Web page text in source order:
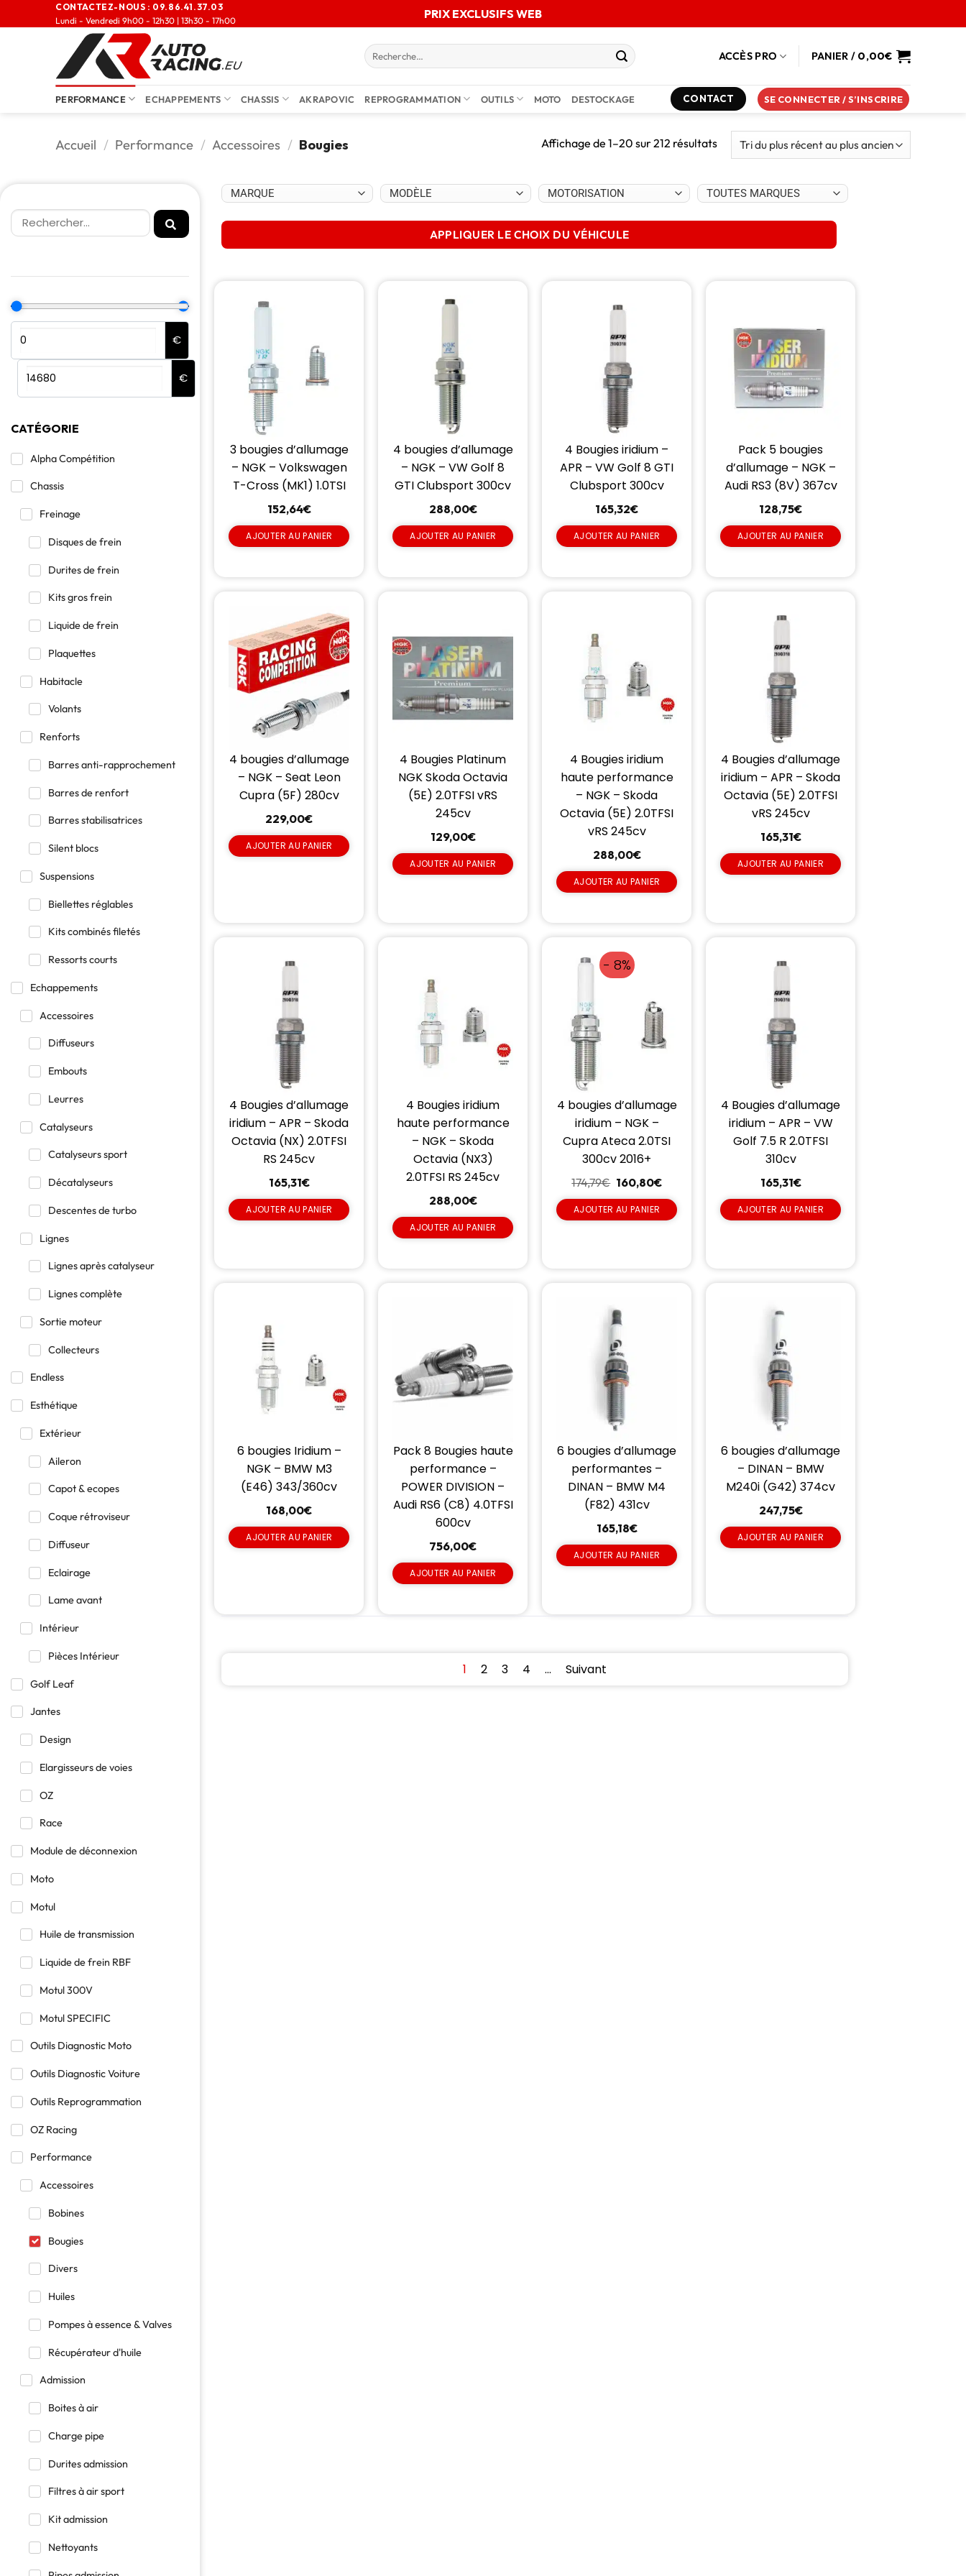
CONTACTEZ-NOUS : 09.86.41.37.03
Lundi - Vendredi 9h00 - 12h30 | 13h30 - 17h00
PRIX EXCLUSIFS WEB
ACCÈS PRO PANIER / 0,00€
PERFORMANCE ECHAPPEMENTS CHASSIS AKRAPOVIC REPROGRAMMATION OUTILS MOTO DESTOCKAGE CONTACT SE CONNECTER / S’INSCRIRE
Accueil / Performance / Accessoires / Bougies Affichage de 1–20 sur 212 résultats
€
€
CATÉGORIE
Alpha Compétition
Chassis
Freinage
Disques de frein
Durites de frein
Kits gros frein
Liquide de frein
Plaquettes
Habitacle
Volants
Renforts
Barres anti-rapprochement
Barres de renfort
Barres stabilisatrices
Silent blocs
Suspensions
Biellettes réglables
Kits combinés filetés
Ressorts courts
Echappements
Accessoires
Diffuseurs
Embouts
Leurres
Catalyseurs
Catalyseurs sport
Décatalyseurs
Descentes de turbo
Lignes
Lignes après catalyseur
Lignes complète
Sortie moteur
Collecteurs
Endless
Esthétique
Extérieur
Aileron
Capot & ecopes
Coque rétroviseur
Diffuseur
Eclairage
Lame avant
Intérieur
Pièces Intérieur
Golf Leaf
Jantes
Design
Elargisseurs de voies
OZ
Race
Module de déconnexion
Moto
Motul
Huile de transmission
Liquide de frein RBF
Motul 300V
Motul SPECIFIC
Outils Diagnostic Moto
Outils Diagnostic Voiture
Outils Reprogrammation
OZ Racing
Performance
Accessoires
Bobines
Bougies
Divers
Huiles
Pompes à essence & Valves
Récupérateur d'huile
Admission
Boites à air
Charge pipe
Durites admission
Filtres à air sport
Kit admission
Nettoyants
APPLIQUER LE CHOIX DU VÉHICULE
3 bougies d’allumage
– NGK – Volkswagen
T-Cross (MK1) 1.0TSI
152,64€
AJOUTER AU PANIER
4 bougies d’allumage
– NGK – VW Golf 8
GTI Clubsport 300cv
288,00€
AJOUTER AU PANIER
4 Bougies iridium –
APR – VW Golf 8 GTI
Clubsport 300cv
165,32€
AJOUTER AU PANIER
Pack 5 bougies
d’allumage – NGK –
Audi RS3 (8V) 367cv
128,75€
AJOUTER AU PANIER
4 bougies d’allumage
– NGK – Seat Leon
Cupra (5F) 280cv
229,00€
AJOUTER AU PANIER
4 Bougies Platinum
NGK Skoda Octavia
(5E) 2.0TFSI vRS
245cv
129,00€
AJOUTER AU PANIER
4 Bougies iridium
haute performance
– NGK – Skoda
Octavia (5E) 2.0TFSI
vRS 245cv
288,00€
AJOUTER AU PANIER
4 Bougies d’allumage
iridium – APR – Skoda
Octavia (5E) 2.0TFSI
vRS 245cv
165,31€
AJOUTER AU PANIER
4 Bougies d’allumage
iridium – APR – Skoda
Octavia (NX) 2.0TFSI
RS 245cv
165,31€
AJOUTER AU PANIER
4 Bougies iridium
haute performance
– NGK – Skoda
Octavia (NX3)
2.0TFSI RS 245cv
288,00€
AJOUTER AU PANIER
- 8%
4 bougies d’allumage
iridium – NGK –
Cupra Ateca 2.0TSI
300cv 2016+
174,79€ 160,80€
AJOUTER AU PANIER
4 Bougies d’allumage
iridium – APR – VW
Golf 7.5 R 2.0TFSI
310cv
165,31€
AJOUTER AU PANIER
6 bougies Iridium –
NGK – BMW M3
(E46) 343/360cv
168,00€
AJOUTER AU PANIER
Pack 8 Bougies haute
performance –
POWER DIVISION –
Audi RS6 (C8) 4.0TFSI
600cv
756,00€
AJOUTER AU PANIER
6 bougies d’allumage
performantes –
DINAN – BMW M4
(F82) 431cv
165,18€
AJOUTER AU PANIER
6 bougies d’allumage
– DINAN – BMW
M240i (G42) 374cv
247,75€
AJOUTER AU PANIER
1 2 3 4 … Suivant